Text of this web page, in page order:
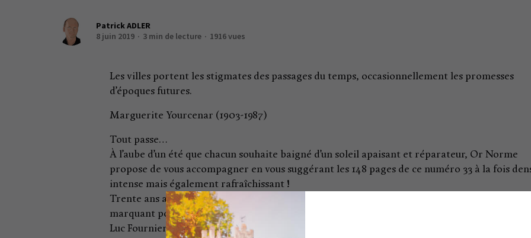
Patrick ADLER
8 juin 2019
3 min de lecture 1916 vues
Les villes portent les stigmates des passages du temps, occasionnellement les promesses
d’époques futures.
Marguerite Yourcenar (1903-1987)
Tout passe…
À l’aube d’un été que chacun souhaite baigné d’un soleil apaisant et réparateur, Or Norme
propose de vous accompagner en vous suggérant les 148 pages de ce numéro 33 à la fois
intense mais également rafraîchissant !
Trente ans après 1989, Catherine Trautmann évoque dans notre grand entretien, son
marquant pour elle comme pour la ville, au poste de maire de Strasbourg et partage avec
Luc Fournier, ses expériences passées comme son actualité de femme politique encore